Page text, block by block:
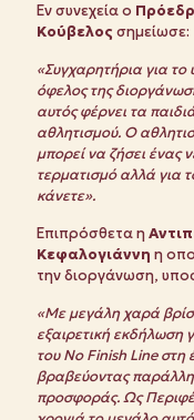
Εν συνεχεία ο
Κούβελος σημείωσε:
«Συγχαρητήρια για
όφελος της
αυτός φέρνει τα
αθλητισμού. Ο
μπορεί να ζήσει ένας
τερματισμό αλλά για
κάνετε».
Επιπρόσθετα η
Κεφαλογιάννη η
την διοργάνωση,
«Με μεγάλη χαρά
εξαιρετική εκδήλωση
του No Finish Line στη
βραβεύοντας
προσφοράς.Ως